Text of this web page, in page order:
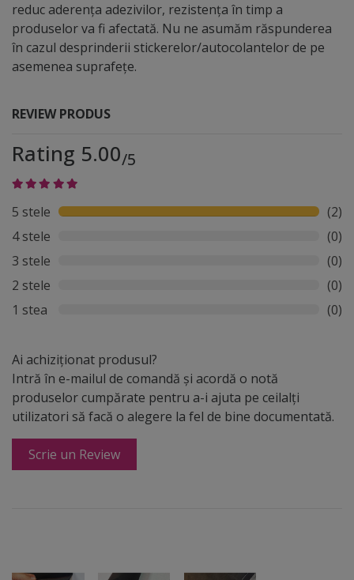
aspectul estetic plăcut versatilitatea costuri reduse de
întreținere
reduc aderența adezivilor, rezistența în timp a
produselor va fi afectată. Nu ne asumăm răspunderea
în cazul desprinderii stickerelor/autocolantelor de pe
asemenea suprafețe.
REVIEW PRODUS
Rating 5.00/5
5 stele
(2)
4 stele
(0)
3 stele
(0)
2 stele
(0)
1 stea
(0)
Ai achiziționat produsul?
Intră în e-mailul de comandă și acordă o notă
produselor cumpărate pentru a-i ajuta pe ceilalți
utilizatori să facă o alegere la fel de bine documentată.
Scrie un Review